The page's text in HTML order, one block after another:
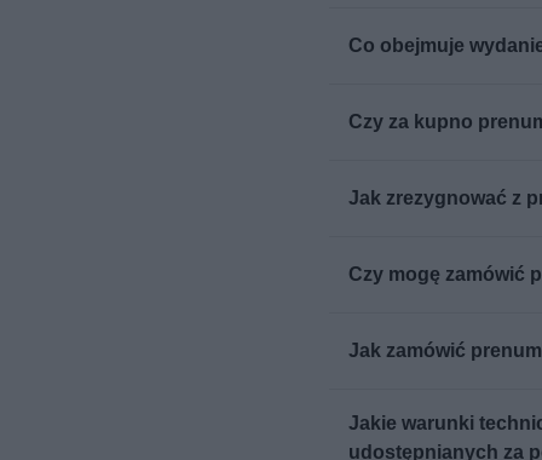
Co obejmuje
Czy za kupno
Jak zrezygnować z
Czy mogę zamówić
Jak zamówić
Jakie warunki
udostępnianych za